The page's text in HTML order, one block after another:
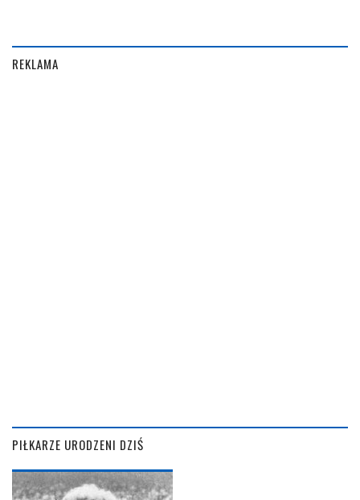
REKLAMA
PIŁKARZE URODZENI DZIŚ